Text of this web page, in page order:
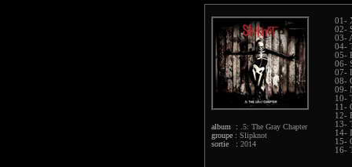
album :
.5: The Gray Chapter
groupe : Slipknot
sortie : 2014
01-
02-
03-
04-
05-
06-
07-
08-
09-
10-
11-
12-
13-
14-
15-
16-